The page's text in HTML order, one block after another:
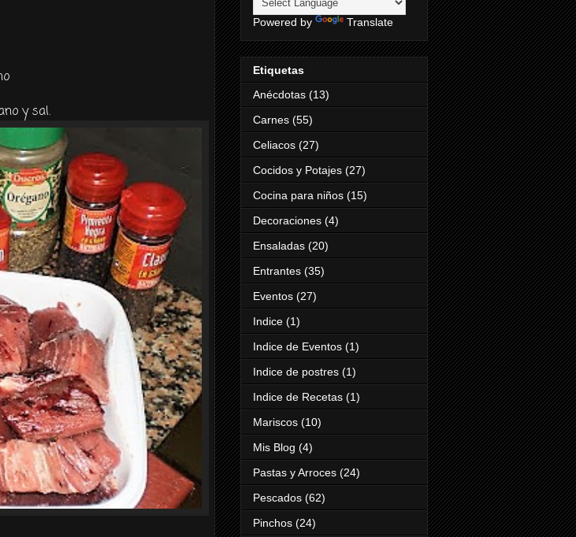
y sal.
Powered by Translate
Etiquetas
Anécdotas (13)
Carnes (55)
Celiacos (27)
Cocidos y Potajes (27)
Cocina para niños (15)
Decoraciones (4)
Ensaladas (20)
Entrantes (35)
Eventos (27)
Indice (1)
Indice de Eventos (1)
Indice de postres (1)
Indice de Recetas (1)
Mariscos (10)
Mis Blog (4)
Pastas y Arroces (24)
Pescados (62)
Pinchos (24)